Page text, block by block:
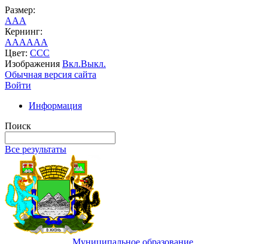
Размер:
AAA
Кернинг:
AAAAAA
Цвет: CCC
Изображения Вкл.Выкл.
Обычная версия сайта
Войти
Информация
Поиск
Все результаты
Муниципальное образование